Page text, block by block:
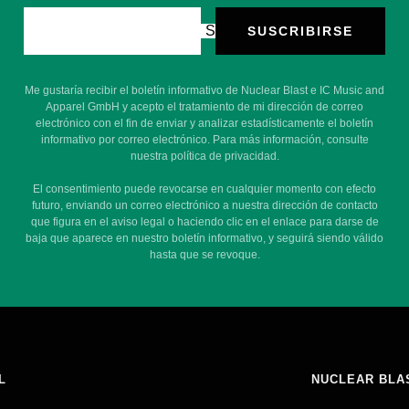
Su e-mailSUSCRIBIRSE
Me gustaría recibir el boletín informativo de Nuclear Blast e IC Music and
Apparel GmbH y acepto el tratamiento de mi dirección de correo
electrónico con el fin de enviar y analizar estadísticamente el boletín
informativo por correo electrónico. Para más información, consulte
nuestra política de privacidad.
El consentimiento puede revocarse en cualquier momento con efecto
futuro, enviando un correo electrónico a nuestra dirección de contacto
que figura en el aviso legal o haciendo clic en el enlace para darse de
baja que aparece en nuestro boletín informativo, y seguirá siendo válido
hasta que se revoque.
NUCLEAR